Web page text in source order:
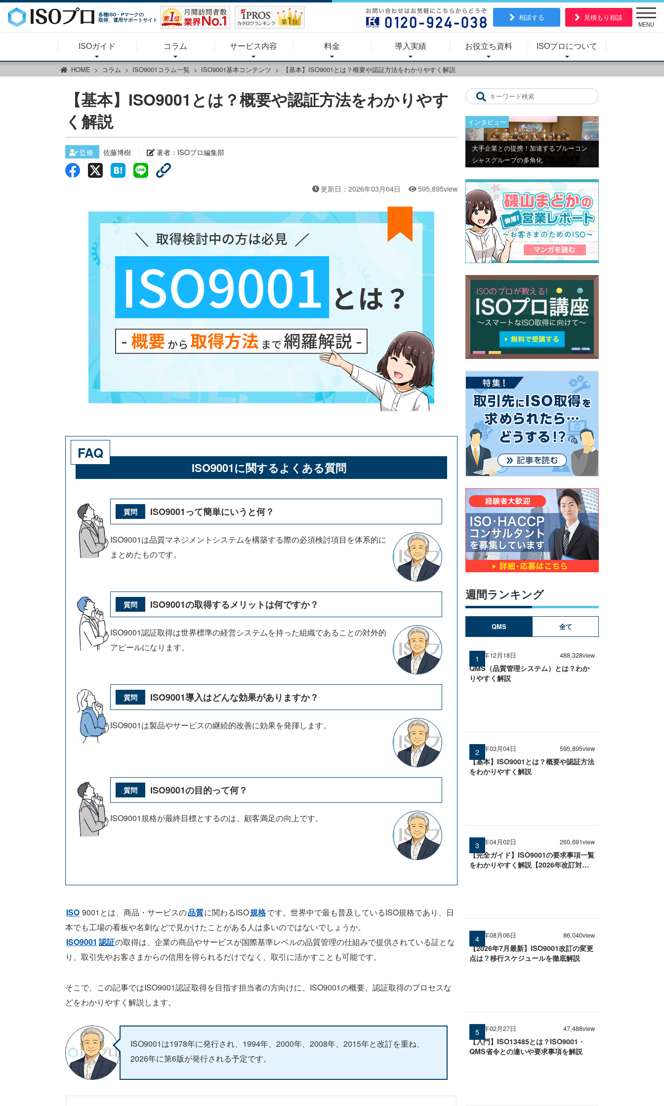
各種ISO・Pマークの
取得、運用サポートサイト 相談する 見積もり相談
MENU
ISOガイド コラム サービス内容 料金 導入実績 お役立ち資料 ISOプロについて
HOME コラム ISO9001コラム一覧 ISO9001基本コンテンツ 【基本】ISO9001とは？概要や認証方法をわかりやすく解説
【基本】ISO9001とは？概要や認証方法をわかりやす
く解説
監修 佐藤博樹 著者： ISOプロ編集部
更新日：2026年03月04日 595,895view
FAQ
ISO9001に関するよくある質問
ISO9001って簡単にいうと何？
ISO9001は品質マネジメントシステムを構築する際の必須検討項目を体系的に
まとめたものです。
ISO9001の取得するメリットは何ですか？
ISO9001認証取得は世界標準の経営システムを持った組織であることの対外的
アピールになります。
ISO9001導入はどんな効果がありますか？
ISO9001は製品やサービスの継続的改善に効果を発揮します。
ISO9001の目的って何？
ISO9001規格が最終目標とするのは、顧客満足の向上です。
ISO 9001とは、商品・サービスの品質に関わるISO規格です。世界中で最も普及しているISO規格であり、日
本でも工場の看板や名刺などで見かけたことがある人は多いのではないでしょうか。
ISO9001 認証の取得は、企業の商品やサービスが国際基準レベルの品質管理の仕組みで提供されている証とな
り、取引先やお客さまからの信用を得られるだけでなく、取引に活かすことも可能です。
そこで、この記事ではISO9001認証取得を目指す担当者の方向けに、ISO9001の概要、認証取得のプロセスな
どをわかりやすく解説します。
ISO9001は1978年に発行され、1994年、2000年、2008年、2015年と改訂を重ね、
2026年に第6版が発行される予定です。
インタビュー
大手企業との提携！加速するブルーコン
シャスグループの多角化
週間ランキング
QMS 全て
2024年12月18日 488,328view
QMS（品質管理システム）とは？わか
りやすく解説
2026年03月04日 595,895view
【基本】ISO9001とは？概要や認証方法
をわかりやすく解説
2026年04月02日 260,691view
【完全ガイド】ISO9001の要求事項一覧
をわかりやすく解説【2026年改訂対
2026年08月06日 86,040view
【2026年7月最新】ISO9001改訂の変更
点は？移行スケジュールを徹底解説
2026年02月27日 47,488view
【入門】ISO13485とは？ISO9001・
QMS省令との違いや要求事項を解説